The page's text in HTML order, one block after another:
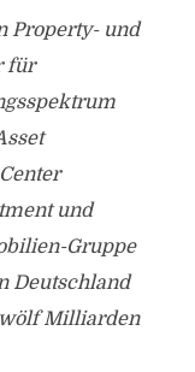
Property- und
für
und
Gruppe
Deutschland
Milliarden